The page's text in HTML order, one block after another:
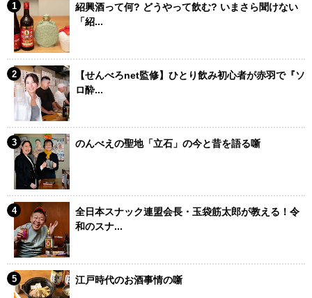
紹興酒って何? どうやって飲む? いまさら聞けない
「紹...
【せんべろnet監修】ひとり飲み初心者が赤羽で『ソ
ロ酔...
のんべえの聖地「立石」の今と昔を語る噺
全日本スナック連盟会長・玉袋筋太郎が教える！令
和のスナ...
江戸時代のお酒事情の噺